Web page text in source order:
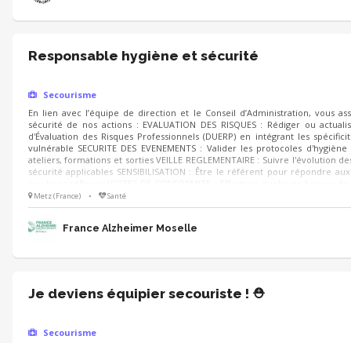
Responsable hygiène et sécurité
Secourisme
En lien avec l’équipe de direction et le Conseil d’Administration, vous
sécurité de nos actions : EVALUATION DES RISQUES : Rédiger ou
d'Évaluation des Risques Professionnels (DUERP) en intégrant les
vulnérable SECURITE DES EVENEMENTS : Valider les protocoles
ateliers, formations et sorties VEILLE REGLEMENTAIRE : Suivre l'évolution
sécurité applicables SENSIBILISATION : Être le référent pour répondre
nous auditer
Metz (France) • Santé
France Alzheimer Moselle
Je deviens équipier secouriste ! ⛑️
Secourisme